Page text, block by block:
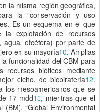
la misma región geográfica,
la “conservación y uso
Es un esquema en el que
la explotación de recursos
agua, etcétera) por parte de
en su mayoría10. Amplias
funcionalidad del CBM para
bióticos mediante
dicho, de biopiratería12.
los mesoamericanos que se
17 mdd13, mientras que el
“Global Environmental